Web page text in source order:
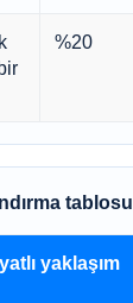
%20
tablosu
yaklaşım